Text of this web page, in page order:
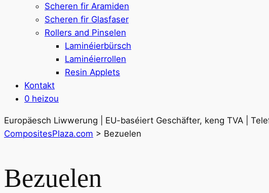
Scheren fir Aramiden
Scheren fir Glasfaser
Rollers and Pinselen
Laminéierbürsch
Laminéierrollen
Resin Applets
Kontakt
0 heizou
Europäesch Liwwerung | EU-baséiert Geschäfter, keng TVA |
CompositesPlaza.com > Bezuelen
Bezuelen